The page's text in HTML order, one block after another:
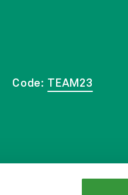
Code: TEAM23